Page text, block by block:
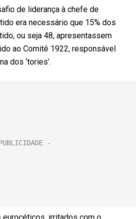
de liderança à chefe de
era necessário que 15% dos
ou seja 48, apresentassem
ao Comitê 1922, responsável
dos ‘tories’.